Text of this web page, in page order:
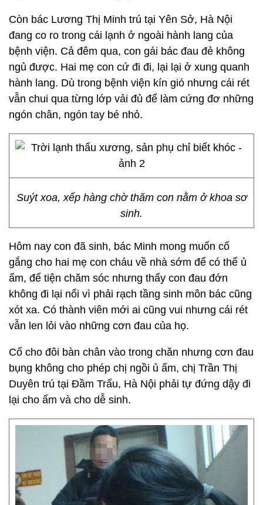
Còn bác Lương Thị Minh trú tại Yên Sở, Hà Nội
đang co ro trong cái lạnh ở ngoài hành lang của
bệnh viện. Cả đêm qua, con gái bác đau đẻ không
ngủ được. Hai mẹ con cứ đi đi, lại lại ở xung quanh
hành lang. Dù trong bệnh viện kín gió nhưng cái rét
vẫn chui qua từng lớp vải đủ để làm cứng đơ những
ngón chân, ngón tay bé nhỏ.
Suýt xoa, xếp hàng chờ thăm con nằm ở khoa sơ
sinh.
Hôm nay con đã sinh, bác Minh mong muốn cố
gắng cho hai mẹ con cháu về nhà sớm để có thể ủ
ấm, để tiện chăm sóc nhưng thấy con đau đớn
không đi lại nổi vì phải rạch tầng sinh môn bác cũng
xót xa. Có thành viên mới ai cũng vui nhưng cái rét
vẫn len lỏi vào những cơn đau của họ.
Cố cho đôi bàn chân vào trong chăn nhưng cơn đau
bụng không cho phép chị ngồi ủ ấm, chị Trần Thị
Duyên trú tại Đầm Trấu, Hà Nội phải tự đứng dậy đi
lại cho ấm và cho dễ sinh.